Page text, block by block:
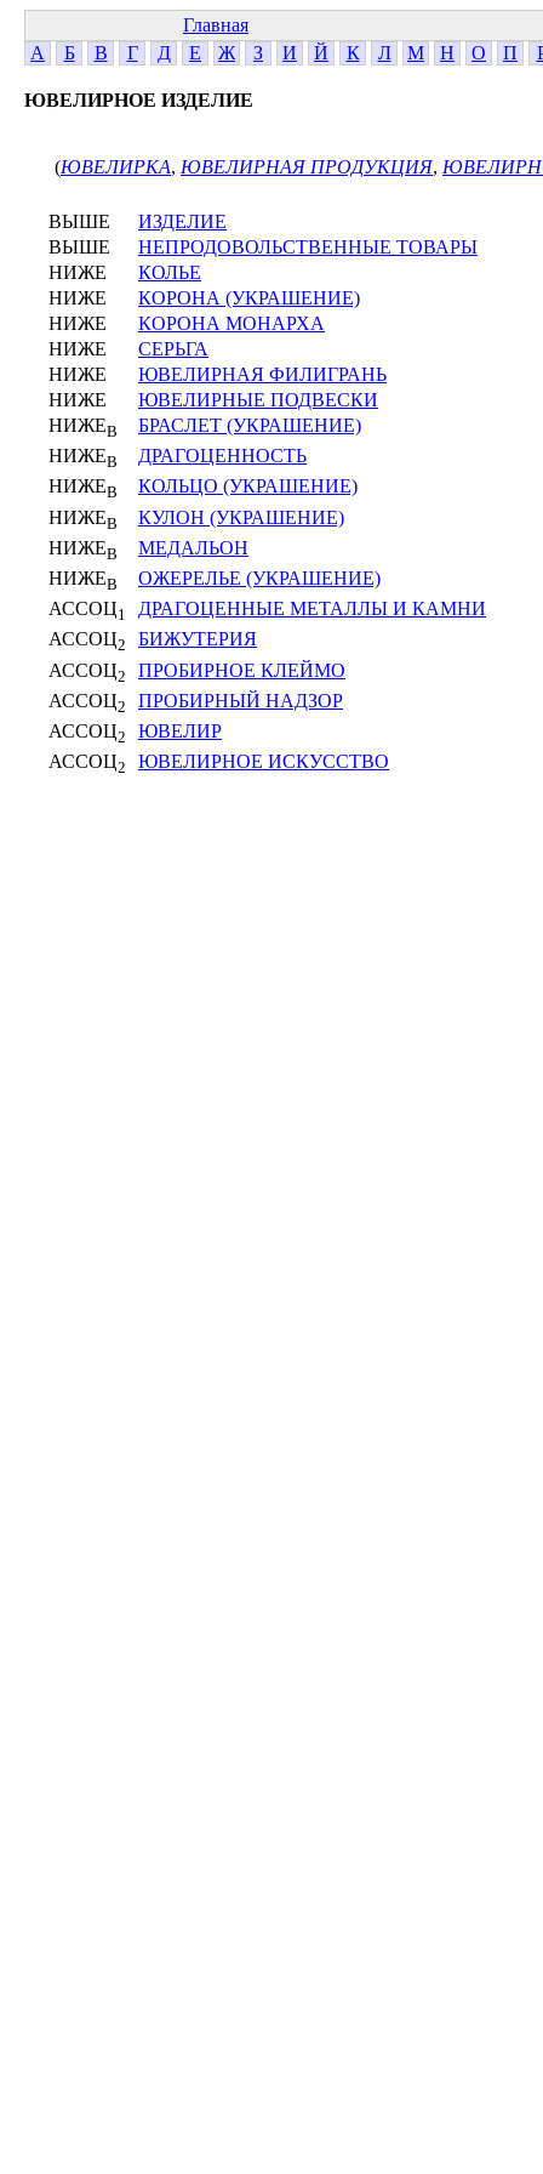
Главная
А
Б В Г Д Е Ж З И Й К Л М Н О П
ЮВЕЛИРНОЕ ИЗДЕЛИЕ
(ЮВЕЛИРКА, ЮВЕЛИРНАЯ ПРОДУКЦИЯ,
ВЫШЕ
ИЗДЕЛИЕ
ВЫШЕ
НЕПРОДОВОЛЬСТВЕННЫЕ ТОВАРЫ
НИЖЕ
КОЛЬЕ
НИЖЕ
КОРОНА (УКРАШЕНИЕ)
НИЖЕ
КОРОНА МОНАРХА
НИЖЕ
СЕРЬГА
НИЖЕ
ЮВЕЛИРНАЯ ФИЛИГРАНЬ
НИЖЕ
ЮВЕЛИРНЫЕ ПОДВЕСКИ
НИЖЕВ
БРАСЛЕТ (УКРАШЕНИЕ)
НИЖЕВ
ДРАГОЦЕННОСТЬ
НИЖЕВ
КОЛЬЦО (УКРАШЕНИЕ)
НИЖЕВ
КУЛОН (УКРАШЕНИЕ)
НИЖЕВ
МЕДАЛЬОН
НИЖЕВ
ОЖЕРЕЛЬЕ (УКРАШЕНИЕ)
АССОЦ1
ДРАГОЦЕННЫЕ МЕТАЛЛЫ И КАМНИ
АССОЦ2
БИЖУТЕРИЯ
АССОЦ2
ПРОБИРНОЕ КЛЕЙМО
АССОЦ2
ПРОБИРНЫЙ НАДЗОР
АССОЦ2
ЮВЕЛИР
АССОЦ2 ЮВЕЛИРНОЕ ИСКУССТВО